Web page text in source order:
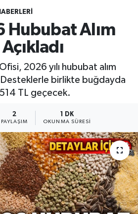
Hububat Alım
2026 yılı hububat alım
Desteklerle birlikte buğdayda
TL geçecek.
2
PAYLAŞIM
1 DK
OKUNMA SÜRESI